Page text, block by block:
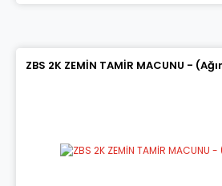
ZBS 2K ZEMİN TAMİR MACUNU -